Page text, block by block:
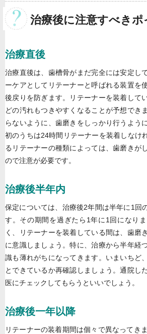
治療後に注意すべきポ
治療直後
治療直後は、歯槽骨がまだ完全には安定し
ーケアとしてリテーナーと呼ばれる装置を
後戻りを防ぎます。リテーナーを装着して
どの汚れもつきやすくなることが予想でき
らないように、歯磨きをしっかり行うよう
初のうちは24時間リテーナーを装着しなけ
るリテーナーの種類によっては、歯磨きが
ので注意が必要です。
治療後半年内
保定については、治療後2年間は半年に1回
す。その期間を過ぎたら1年に1回になり
く、リテーナーを装着している間は、歯磨
に意識しましょう。特に、治療から半年経
識も薄れがちになってきます。いまいちど
とできているか再確認しましょう。通院し
医にチェックしてもらうといいでしょう。
治療後一年以降
リテーナーの装着期間は個々で異なってき